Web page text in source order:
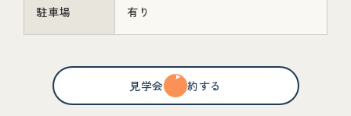
駐車場 有り
見学会を予約する